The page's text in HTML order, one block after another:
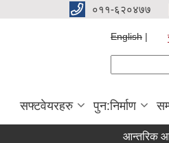
०११-६२०४७७
English
सफ्टवेयरहरु पुन:निर्माण
आन्तरिक आय